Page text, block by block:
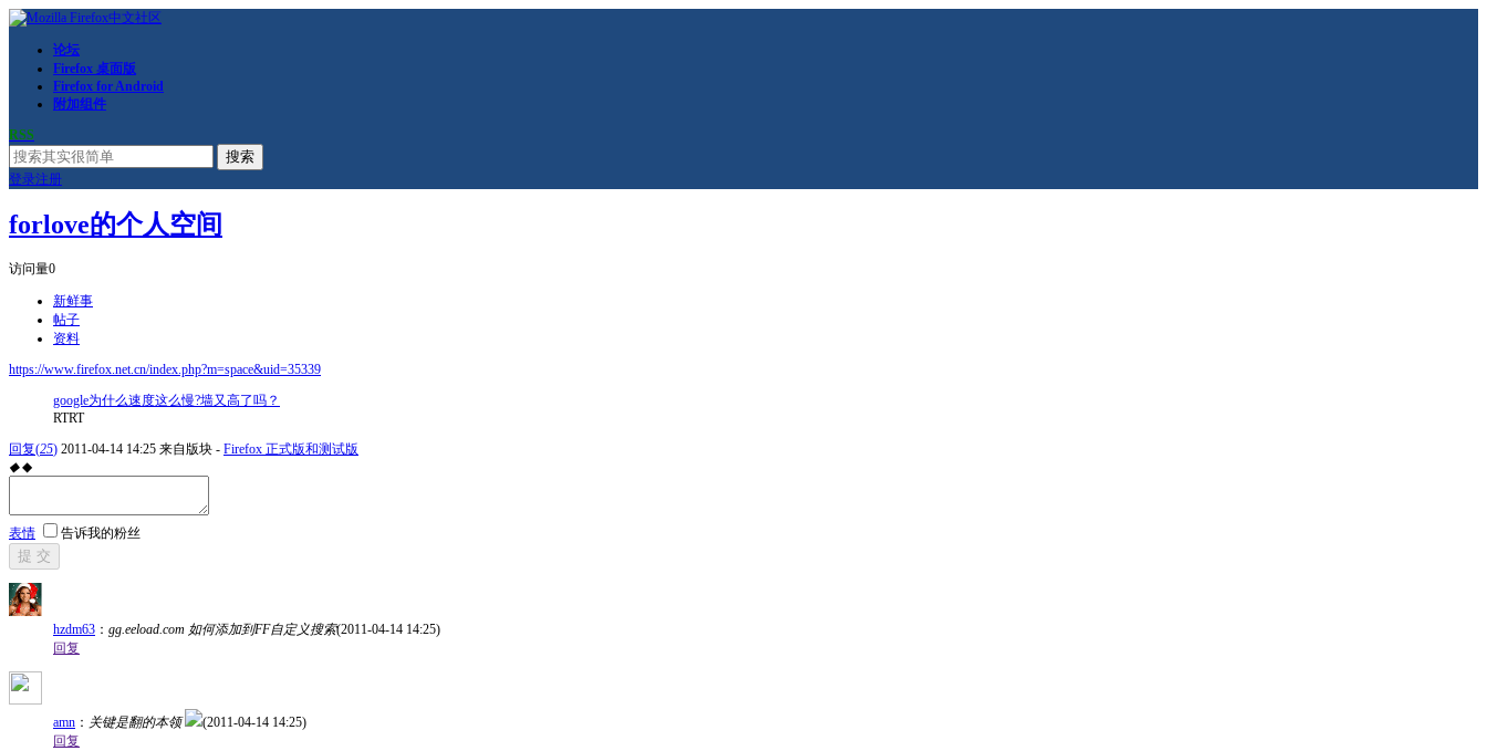
论坛
Firefox 桌面版
Firefox for Android
附加组件
RSS
搜索
登录注册
forlove的个人空间
访问量0
新鲜事
帖子
资料
https://www.firefox.net.cn/index.php?m=space&uid=35339
google为什么速度这么慢?墙又高了吗？
RTRT
回复(25) 2011-04-14 14:25 来自版块 - Firefox 正式版和测试版
◆ ◆
表情 告诉我的粉丝
提 交
hzdm63 ： gg.eeload.com 如何添加到FF自定义搜索(2011-04-14 14:25)
回复
amn ： 关键是翻的本领
(2011-04-14 14:25)
回复